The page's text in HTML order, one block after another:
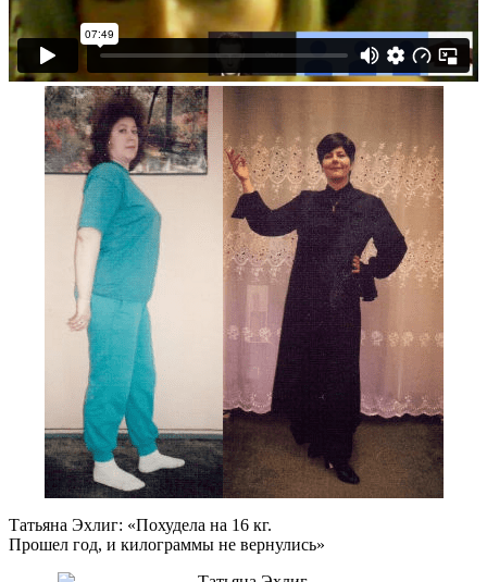
Татьяна Эхлиг: «Похудела на 16 кг.
Прошел год, и килограммы не вернулись»